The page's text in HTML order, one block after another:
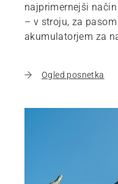
najprimernejši
– v stroju, za
akumulatorjem za
Ogled posnetka